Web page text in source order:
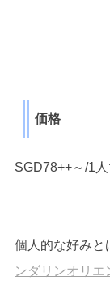
価格
SGD78++～/1
個人的な好みと
ンダリンオリエ